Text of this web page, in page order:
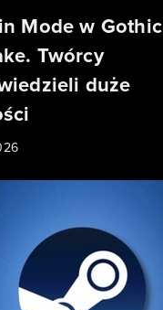
Mode w Gothic
Twórcy
duże